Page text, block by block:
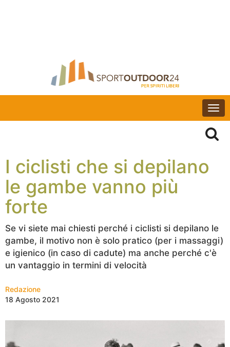
I ciclisti che si depilano
le gambe vanno più
forte
Se vi siete mai chiesti perché i ciclisti si depilano le
gambe, il motivo non è solo pratico (per i massaggi)
e igienico (in caso di cadute) ma anche perché c'è
un vantaggio in termini di velocità
Redazione
18 Agosto 2021